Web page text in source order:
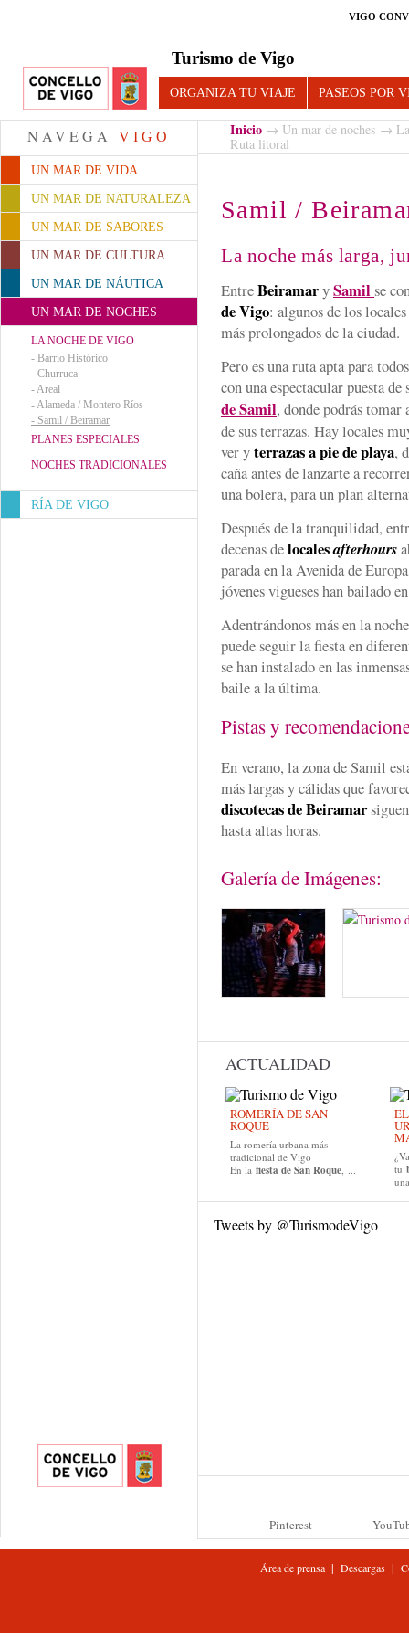
VIGO
Turismo de Vigo
ORGANIZA TU VIAJE PASEOS POR
NAVEGA VIGO
UN MAR DE VIDA
UN MAR DE NATURALEZA
UN MAR DE SABORES
UN MAR DE CULTURA
UN MAR DE NÁUTICA
UN MAR DE NOCHES
LA NOCHE DE VIGO
- Barrio Histórico
- Churruca
-Areal
-Alameda / Montero Ríos
- Samil / Beiramar
PLANES ESPECIALES
NOCHES TRADICIONALES
RÍA DE VIGO
Inicio → Un mar de noches →
Ruta litoral
Samil /
La noche más larga,
EntreBeiramarySamil se
de Vigo: algunos de los
más prolongados de la ciudad.
Pero es una ruta apta para
con una espectacular puesta
de Samil, donde podrás
de sus terrazas. Hay locales
ver yterrazas a pie de playa,
caña antes de lanzarte a
una bolera, para un plan
Después de la tranquilidad,
decenas delocalesafterhours
parada en la Avenida de
jóvenes vigueses han bailado
Adentrándonos más en la
puede seguir la fiesta en
se han instalado en las
baile a la última.
Pistas y
En verano, la zona de Samil
más largas y cálidas que
discotecas de Beiramar
hasta altas horas.
Galería de Imágenes:
ACTUALIDAD
ROMERÍA DE SAN
ROQUE
La romería urbana más
tradicional de Vigo
En la fiesta de San Roque, ...
tu
Tweets by @TurismodeVigo
Pinterest
Área de prensa| Descargas|